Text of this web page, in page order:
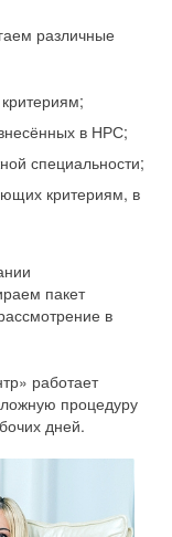
различные
в НРС;
специальности;
критериям, в
пакет
в
работает
процедуру
дней.